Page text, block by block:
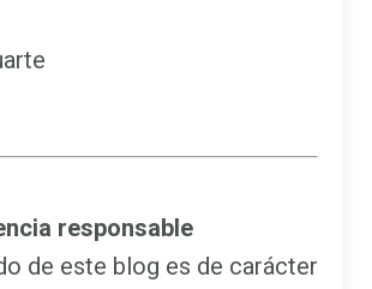
responsable
de este blog es de carácter